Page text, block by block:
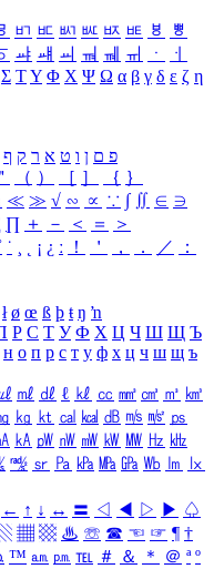
ㅲ ㅳ ㅴ ㅵ ㅶ ㅷ ㅸ
ㅹ
ㆇ ㆈ ㆉ ㆊ ㆋ ㆌ ㆍ
ㆎ
Σ ΤΥ Φ Χ Ψ Ω α β γ δ ε ζ η
פ ם ן ו ט א ר ק ף
＂ （ ） ［ ］ ｛ ｝
≪ ≫ √ ∽ ∝ ∵ ∫ ∬ ∈ ∋
∏ ＋ － ＜ ＝
＞
˙ ¸ ¡ ¿ ː ！ ＇ ， ． ／
：
ł ø œ ß þ ŧ ŋ ŉ
Р С Т У Ф Х Ц Ч Ш Щ Ъ
н о п р с т у ф х ц ч ш щ ъ
㎖ ㎗ ℓ ㎘ ㏄ ㎣ ㎤ ㎥ ㎦
㎏ ㏏ ㎈ ㎉ ㏈ ㎧ ㎨ ㎰
㎄ ㎺ ㎻ ㎽ ㎾ ㎿ ㎐ ㎑
㎯ ㏛ ㎩ ㎪ ㎫ ㎬ ㏝ ㏐
㏓
← ↑ ↓ ↔ 〓 ◁ ◀ ▷ ▶ ♤
▦ ▩ ♨ ☏ ☎ ☜ ☞ ¶ †
™ ㏂ ㏘ ℡ ＃ ＆ ＊ ＠ ª º